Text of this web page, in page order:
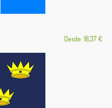
Desde: 18,37 €